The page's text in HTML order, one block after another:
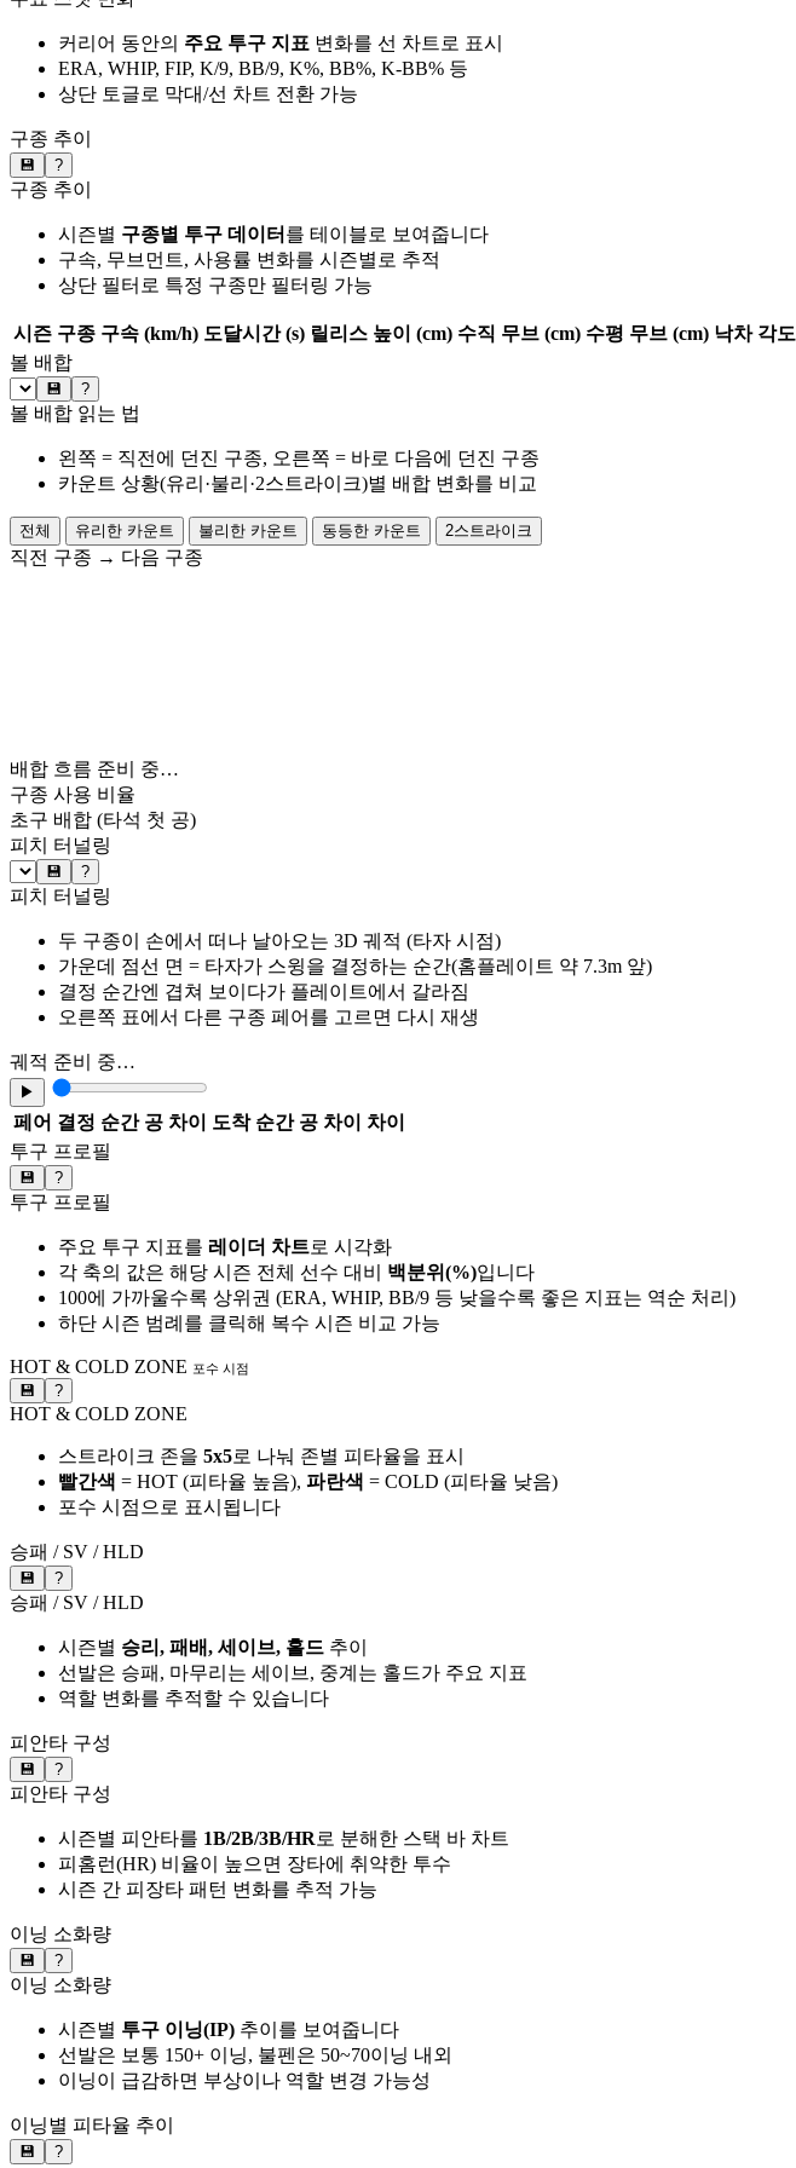
커리어 동안의 주요 투구 지표 변화를 선 차트로 표시
ERA, WHIP, FIP, K/9, BB/9, K%, BB%, K-BB% 등
상단 토글로 막대/선 차트 전환 가능
구종 추이
💾 ?
구종 추이
시즌별 구종별 투구 데이터 를 테이블로 보여줍니다
구속, 무브먼트, 사용률 변화를 시즌별로 추적
상단 필터로 특정 구종만 필터링 가능
시즌 구종 구속 (km/h) 도달시간 (s) 릴리스 높이 (cm) 수직 무브 (cm) 수평 무브 (cm) 낙차 각도
볼 배합
💾 ?
볼 배합 읽는 법
왼쪽 = 직전에 던진 구종, 오른쪽 = 바로 다음에 던진 구종
카운트 상황(유리·불리·2스트라이크)별 배합 변화를 비교
전체 유리한 카운트 불리한 카운트 동등한 카운트 2스트라이크
직전 구종 → 다음 구종
배합 흐름 준비 중…
구종 사용 비율
초구 배합 (타석 첫 공)
피치 터널링
💾 ?
피치 터널링
두 구종이 손에서 떠나 날아오는 3D 궤적 (타자 시점)
가운데 점선 면 = 타자가 스윙을 결정하는 순간(홈플레이트 약 7.3m 앞)
결정 순간엔 겹쳐 보이다가 플레이트에서 갈라짐
오른쪽 표에서 다른 구종 페어를 고르면 다시 재생
궤적 준비 중…
▶
페어 결정 순간 공 차이 도착 순간 공 차이
차이
투구 프로필
💾 ?
투구 프로필
주요 투구 지표를 레이더 차트로 시각화
각 축의 값은 해당 시즌 전체 선수 대비 백분위(%)입니다
100에 가까울수록 상위권 (ERA, WHIP, BB/9 등 낮을수록 좋은 지표는 역순 처리)
하단 시즌 범례를 클릭해 복수 시즌 비교 가능
HOT & COLD ZONE 포수 시점
💾 ?
HOT & COLD ZONE
스트라이크 존을 5x5로 나눠 존별 피타율을 표시
빨간색 = HOT (피타율 높음), 파란색 = COLD (피타율 낮음)
포수 시점으로 표시됩니다
승패 / SV / HLD
💾 ?
승패 / SV / HLD
시즌별 승리, 패배, 세이브, 홀드 추이
선발은 승패, 마무리는 세이브, 중계는 홀드가 주요 지표
역할 변화를 추적할 수 있습니다
피안타 구성
💾 ?
피안타 구성
시즌별 피안타를 1B/2B/3B/HR로 분해한 스택 바 차트
피홈런(HR) 비율이 높으면 장타에 취약한 투수
시즌 간 피장타 패턴 변화를 추적 가능
이닝 소화량
💾 ?
이닝 소화량
시즌별 투구 이닝(IP) 추이를 보여줍니다
선발은 보통 150+ 이닝, 불펜은 50~70이닝 내외
이닝이 급감하면 부상이나 역할 변경 가능성
이닝별 피타율 추이
💾 ?